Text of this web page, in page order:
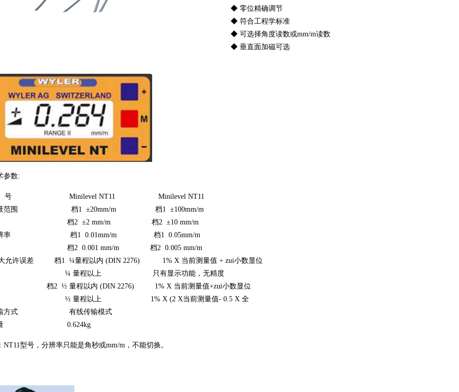
◆ 零位精确调节
◆ 符合工程学标准
◆ 可选择角度读数或mm/m读数
◆ 垂直面加磁可选
参数:
号 Minilevel NT11 Minilevel NT11
量范围 档1 ±20mm/m 档1 ±100mm/m
2 ±2 mm/m 档2 ±10 mm/m
辨率 档1 0.01mm/m 档1 0.05mm/m
2 0.001 mm/m 档2 0.005 mm/m
允许误差 档1 ¼量程以内 (DIN 2276) 1% X 当前测量值 + zui小数显位
量程以上 只有显示功能，无精度
½ 量程以内 (DIN 2276) 1% X 当前测量值+zui小数显位
程以上 1% X (2 X当前测量值- 0.5 X 全
方式 有线传输模式
量 0.624kg
NT11型号，分辨率只能是角秒或mm/m，不能切换。